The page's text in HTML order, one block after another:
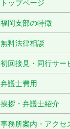
トップページ
福岡支部の特徴
無料法律相談
初回接見・同行サー
弁護士費用
挨拶・弁護士紹介
事務所案内・アクセ